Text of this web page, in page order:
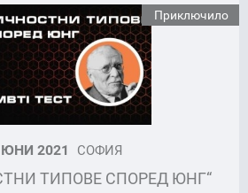
Приключило
2021 СОФИЯ
ТИПОВЕ СПОРЕД ЮНГ“